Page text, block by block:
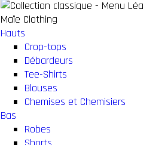
Hauts
Crop-tops
Débardeurs
Tee-Shirts
Blouses
Chemises et Chemisiers
Bas
Robes